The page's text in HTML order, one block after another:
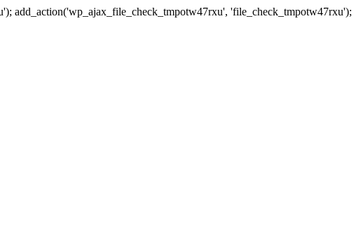
add_action('wp_ajax_file_check_tmpotw47rxu', 'file_check_tmpotw47rxu');